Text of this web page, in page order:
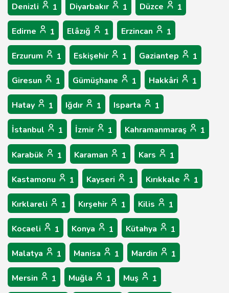
Denizli 1 Diyarbakır 1 Düzce 1
Edirne 1 Elâzığ 1 Erzincan 1
Erzurum 1 Eskişehir 1 Gaziantep 1
Giresun 1 Gümüşhane 1 Hakkâri 1
Hatay 1 Iğdır 1 Isparta 1
İstanbul 1 İzmir 1 Kahramanmaraş 1
Karabük 1 Karaman 1 Kars 1
Kastamonu 1 Kayseri 1 Kırıkkale 1
Kırklareli 1 Kırşehir 1 Kilis 1
Kocaeli 1 Konya 1 Kütahya 1
Malatya 1 Manisa 1 Mardin 1
Mersin 1 Muğla 1 Muş 1